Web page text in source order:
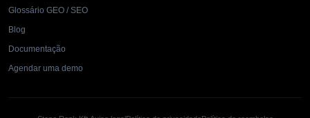
Glossário GEO / SEO
Blog
Documentação
Agendar uma demo